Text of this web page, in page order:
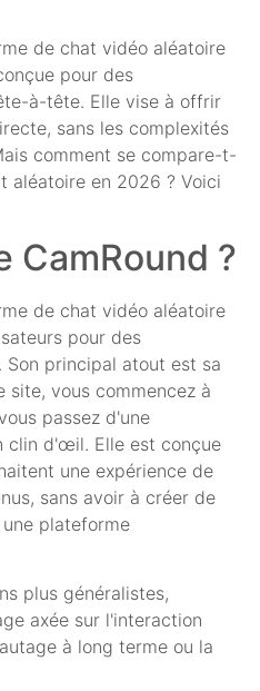
de chat vidéo aléatoire
pour des
à-tête. Elle vise à offrir
sans les complexités
comment se compare-t-
aléatoire en 2026 ? Voici
CamRound ?
de chat vidéo aléatoire
pour des
Son principal atout est sa
site, vous commencez à
passez d'une
clin d'œil. Elle est conçue
une expérience de
sans avoir à créer de
plateforme
plus généralistes,
axée sur l'interaction
à long terme ou la